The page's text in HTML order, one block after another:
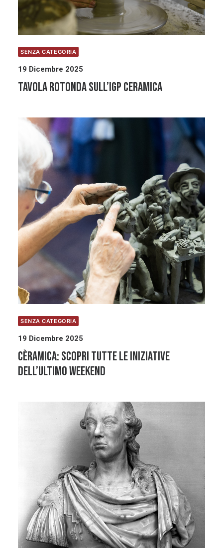
SENZA CATEGORIA
19 Dicembre 2025
Tavola rotonda sull’IGP ceramica
SENZA CATEGORIA
19 Dicembre 2025
CÈRAMICA: scopri tutte le iniziative
dell’ultimo weekend